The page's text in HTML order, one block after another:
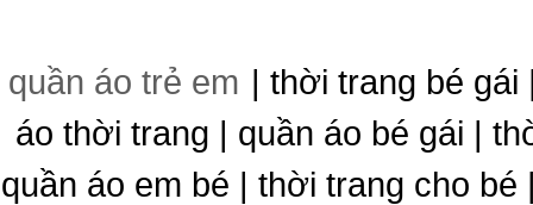
quần áo trẻ em | thời trang bé gái
áo thời trang | quần áo bé gái |
quần áo em bé | thời trang cho